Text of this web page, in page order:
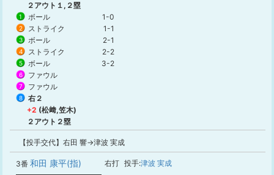
２アウト１,２塁
1 ボール 1-0
2 ストライク 1-1
3 ボール 2-1
4 ストライク 2-2
5 ボール 3-2
6 ファウル
7 ファウル
8
右２
+2 (松﨑,笠木)
２アウト２塁
【投手交代】右田 響→津波 実成
3番 和田 康平(指) 右打 投手:津波 実成